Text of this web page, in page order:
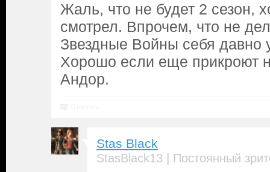
Жаль, что не будет 2 сезон,
смотрел. Впрочем, что не
Звездные Войны себя давно
Хорошо если еще прикроют
Андор.
Stas Black
StasBlack13 | Постоянный